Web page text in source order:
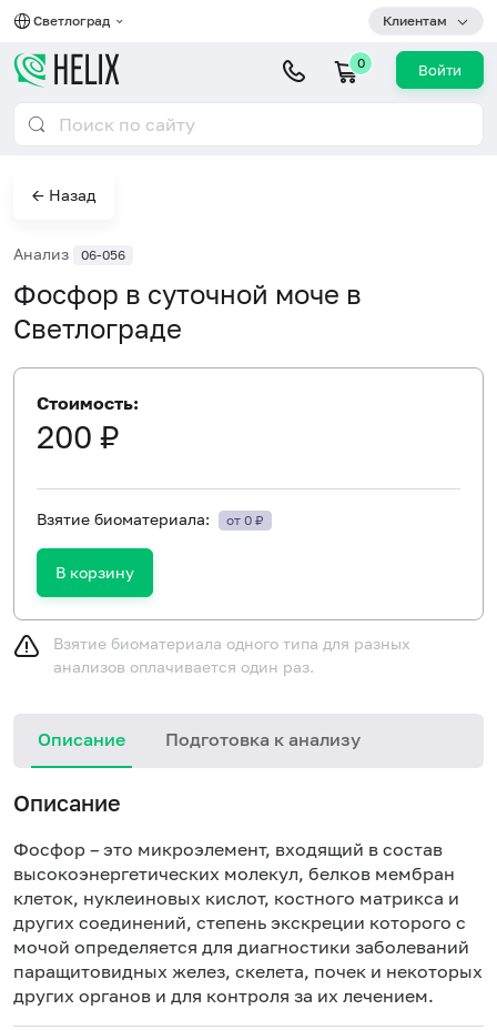
Светлоград Клиентам
0 Войти
← Назад
Анализ 06-056
Фосфор в суточной моче в
Светлограде
Стоимость:
200 ₽
Взятие биоматериала: от 0 ₽
В корзину
Взятие биоматериала одного типа для разных
анализов оплачивается один раз.
Описание Подготовка к анализу
Описание
Фосфор – это микроэлемент, входящий в состав
высокоэнергетических молекул, белков мембран
клеток, нуклеиновых кислот, костного матрикса и
других соединений, степень экскреции которого с
мочой определяется для диагностики заболеваний
паращитовидных желез, скелета, почек и некоторых
других органов и для контроля за их лечением.